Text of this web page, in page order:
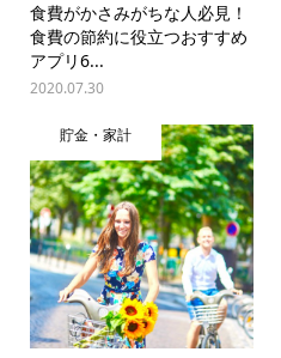
食費がかさみがちな人必見！
食費の節約に役立つおすすめ
アプリ6...
2020.07.30
貯金・家計